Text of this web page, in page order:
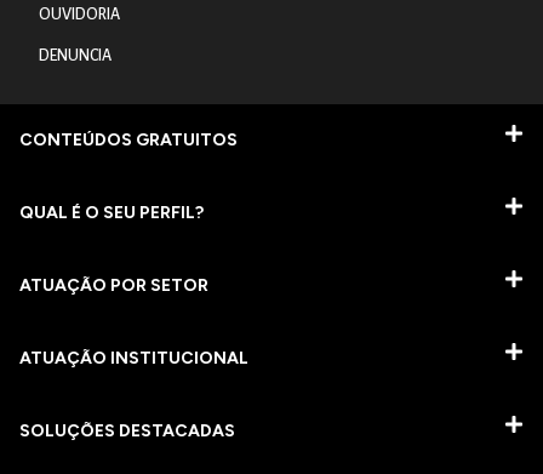
OUVIDORIA
DENUNCIA
CONTEÚDOS GRATUITOS
QUAL É O SEU PERFIL?
ATUAÇÃO POR SETOR
ATUAÇÃO INSTITUCIONAL
SOLUÇÕES DESTACADAS